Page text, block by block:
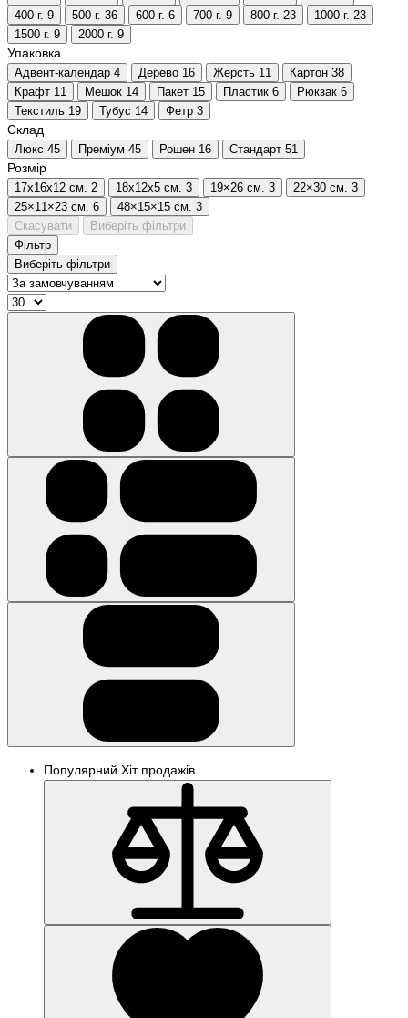
400 г. 9 500 г. 36 600 г. 6 700 г. 9 800 г. 23 1000 г. 23
1500 г. 9 2000 г. 9
Упаковка
Адвент-календар 4 Дерево 16 Жерсть 11 Картон 38
Крафт 11 Мешок 14 Пакет 15 Пластик 6 Рюкзак 6
Текстиль 19 Тубус 14 Фетр 3
Склад
Люкс 45 Преміум 45 Рошен 16 Стандарт 51
Розмір
17х16х12 см. 2 18х12х5 см. 3 19×26 см. 3 22×30 см. 3
25×11×23 см. 6 48×15×15 см. 3
Скасувати
Виберіть фільтри
Фільтр
Виберіть фільтри
Популярний Хіт продажів